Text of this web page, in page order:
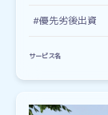
#優先劣後出資
サービス名